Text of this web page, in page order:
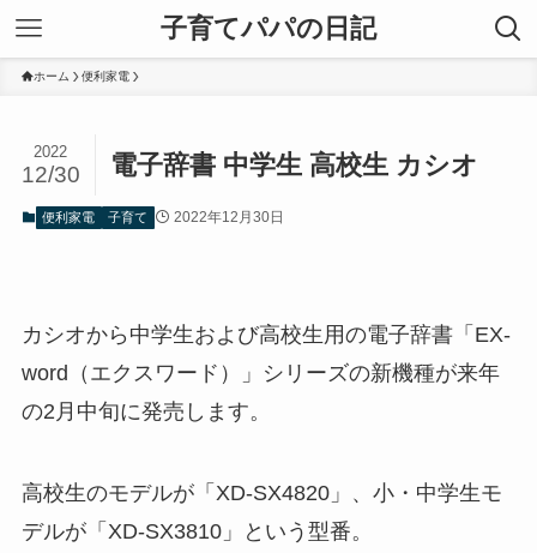
子育てパパの日記
ホーム 便利家電
電子辞書 中学生 高校生 カシオ
2022
12/30
便利家電 子育て 2022年12月30日
カシオから中学生および高校生用の電子辞書「EX-
word（エクスワード）」シリーズの新機種が来年
の2月中旬に発売します。
高校生のモデルが「XD-SX4820」、小・中学生モ
デルが「XD-SX3810」という型番。